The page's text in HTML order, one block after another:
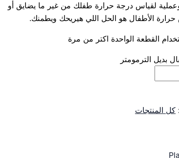
لقياس درجة حرارة طفلك من غير ما يضايق أو
الأطفال هو الحل اللي هيريحك ويطمنك.
القطعة الواحدة اكتر من مرة
بديل الترمومتر
كل المنتجات